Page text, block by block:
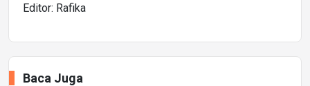
Editor: Rafika
Baca Juga